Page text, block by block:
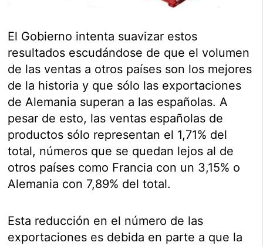
El Gobierno intenta suavizar estos
resultados escudándose de que el volumen
de las ventas a otros países son los mejores
de la historia y que sólo las exportaciones
de Alemania superan a las españolas. A
pesar de esto, las ventas españolas de
productos sólo representan el 1,71% del
total, números que se quedan lejos al de
otros países como Francia con un 3,15% o
Alemania con 7,89% del total.
Esta reducción en el número de las
exportaciones es debida en parte a que la